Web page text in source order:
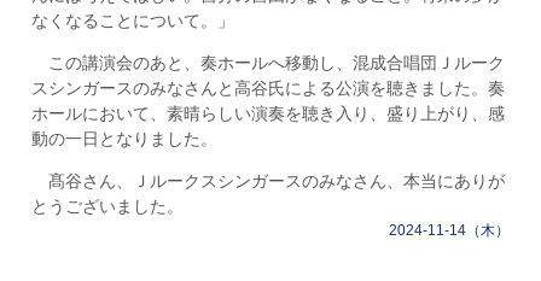
なくなることについて。」
この講演会のあと、奏ホールへ移動し、混成合唱団Ｊルーク
スシンガースのみなさんと高谷氏による公演を聴きました。奏
ホールにおいて、素晴らしい演奏を聴き入り、盛り上がり、感
動の一日となりました。
髙谷さん、Ｊルークスシンガースのみなさん、本当にありが
とうございました。
2024-11-14（木）